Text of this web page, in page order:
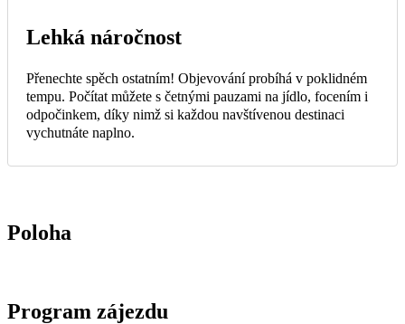
Lehká náročnost
Přenechte spěch ostatním! Objevování probíhá v poklidném
tempu. Počítat můžete s četnými pauzami na jídlo, focením i
odpočinkem, díky nimž si každou navštívenou destinaci
vychutnáte naplno.
Poloha
Program zájezdu